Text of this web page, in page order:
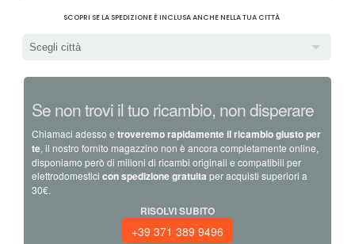
SCOPRI SE LA SPEDIZIONE È INCLUSA ANCHE NELLA TUA CITTÀ
Scegli città
Se non trovi il tuo ricambio, non disperare
Chiamaci adesso e troveremo rapidamente il ricambio giusto per
te, il nostro fornito magazzino non è ancora completamente online,
disponiamo però di milioni di ricambi originali e compatibili per
elettrodomestici con spedizione gratuita per acquisti superiori a
30€.
RISOLVI SUBITO
+39 371 389 9496